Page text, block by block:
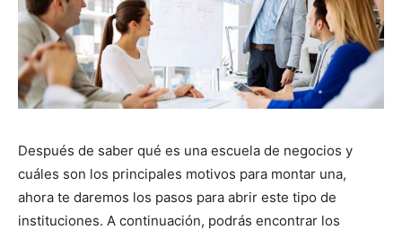
Después de saber qué es una escuela de negocios y
cuáles son los principales motivos para montar una,
ahora te daremos los pasos para abrir este tipo de
instituciones. A continuación, podrás encontrar los